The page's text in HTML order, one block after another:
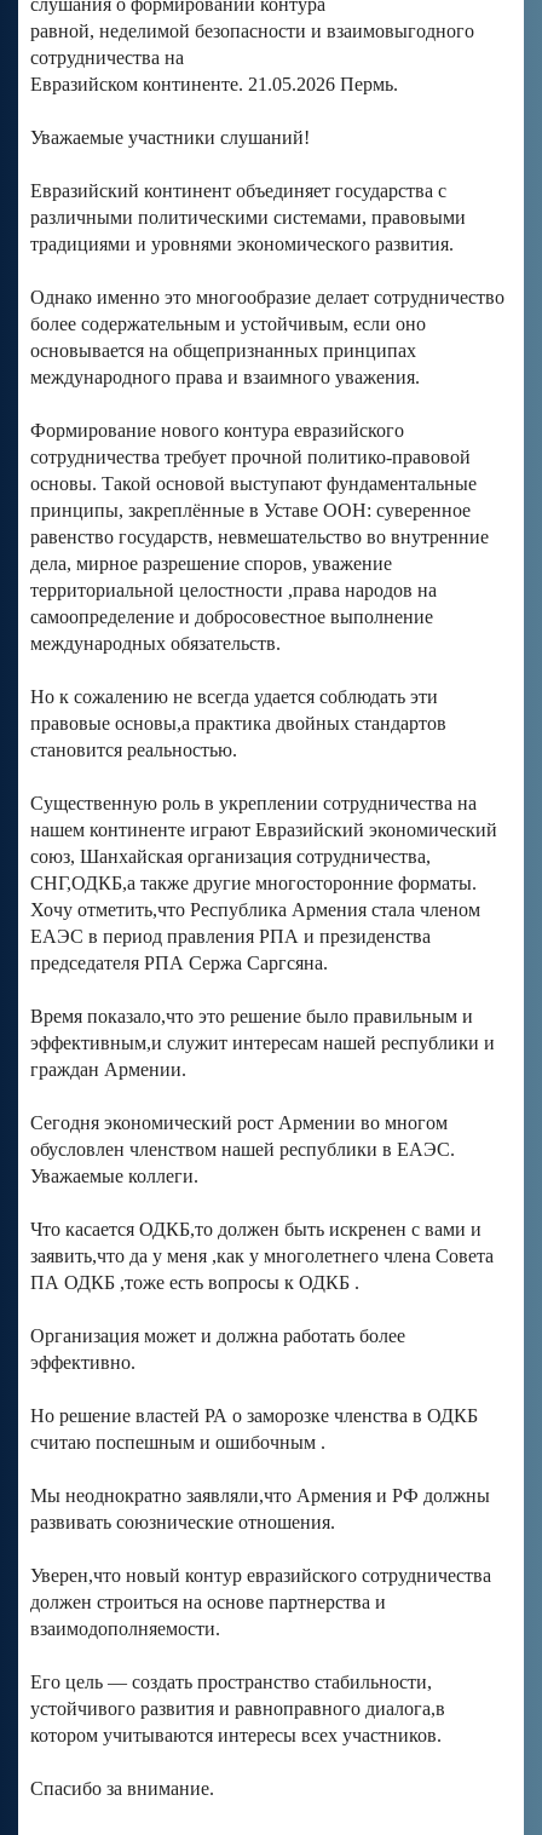
равной, неделимой безопасности и взаимовыгодного
сотрудничества на
Евразийском континенте. 21.05.2026 Пермь.
Уважаемые участники слушаний!
Евразийский континент объединяет государства с
различными политическими системами, правовыми
традициями и уровнями экономического развития.
Однако именно это многообразие делает сотрудничество
более содержательным и устойчивым, если оно
основывается на общепризнанных принципах
международного права и взаимного уважения.
Формирование нового контура евразийского
сотрудничества требует прочной политико-правовой
основы. Такой основой выступают фундаментальные
принципы, закреплённые в Уставе ООН: суверенное
равенство государств, невмешательство во внутренние
дела, мирное разрешение споров, уважение
территориальной целостности ,права народов на
самоопределение и добросовестное выполнение
международных обязательств.
Но к сожалению не всегда удается соблюдать эти
правовые основы,а практика двойных стандартов
становится реальностью.
Существенную роль в укреплении сотрудничества на
нашем континенте играют Евразийский экономический
союз, Шанхайская организация сотрудничества,
СНГ,ОДКБ,а также другие многосторонние форматы.
Хочу отметить,что Республика Армения стала членом
ЕАЭС в период правления РПА и президенства
председателя РПА Сержа Саргсяна.
Время показало,что это решение было правильным и
эффективным,и служит интересам нашей республики и
граждан Армении.
Сегодня экономический рост Армении во многом
обусловлен членством нашей республики в ЕАЭС.
Уважаемые коллеги.
Что касается ОДКБ,то должен быть искренен с вами и
заявить,что да у меня ,как у многолетнего члена Совета
ПА ОДКБ ,тоже есть вопросы к ОДКБ .
Организация может и должна работать более
эффективно.
Но решение властей РА о заморозке членства в ОДКБ
считаю поспешным и ошибочным .
Мы неоднократно заявляли,что Армения и РФ должны
развивать союзнические отношения.
Уверен,что новый контур евразийского сотрудничества
должен строиться на основе партнерства и
взаимодополняемости.
Его цель — создать пространство стабильности,
устойчивого развития и равноправного диалога,в
котором учитываются интересы всех участников.
Спасибо за внимание.